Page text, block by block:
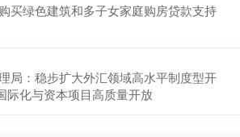
买绿色建筑和多子女家庭购房贷款支持
局：稳步扩大外汇领域高水平制度型开
际化与资本项目高质量开放